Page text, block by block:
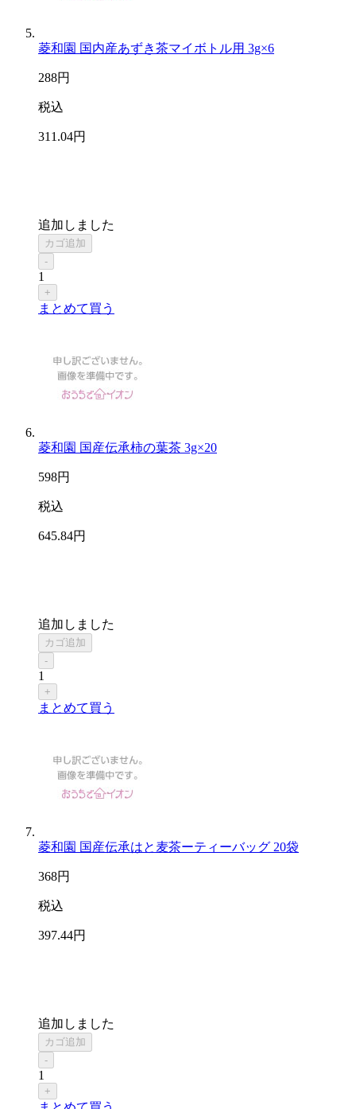
菱和園 国内産あずき茶マイボトル用 3g×6
288円
税込
311 .04円
追加しました
カゴ追加
-
1
+
まとめて買う
菱和園 国産伝承柿の葉茶 3g×20
598円
税込
645.84円
追加しました
カゴ追加
-
1
+
まとめて買う
菱和園 国産伝承はと麦茶ーティーバッグ 20袋
368円
税込
397.44円
追加しました
カゴ追加
-
1
+